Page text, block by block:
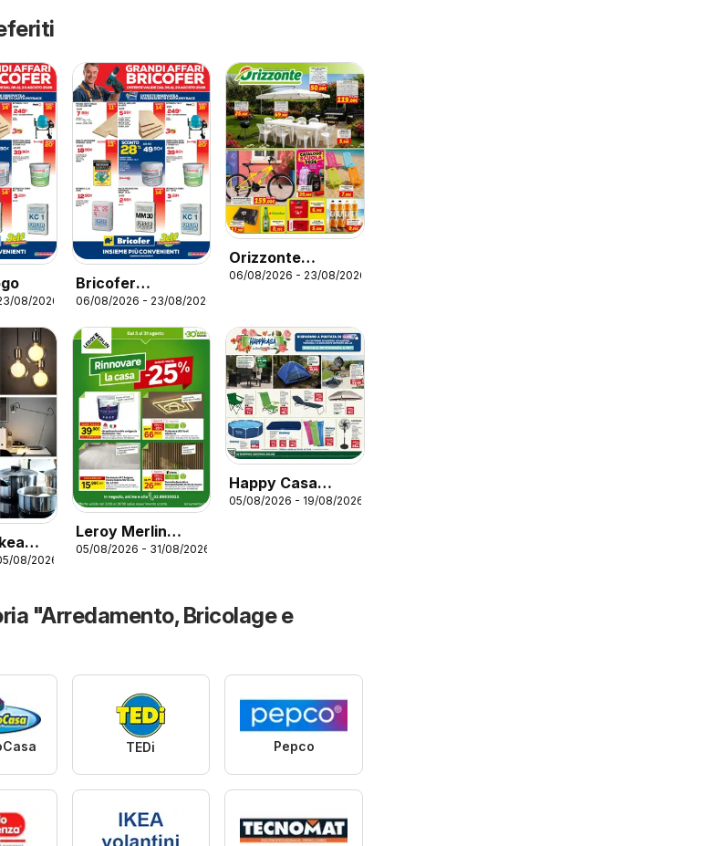
08/2026
Bricofer
volantino
06/08/2026 - 23/08/2026
Orizzonte
volantino
06/08/2026 - 23/08/2026
08/2026
Leroy Merlin
catalogo
05/08/2026 - 31/08/2026
Happy Casa
volantino
05/08/2026 - 19/08/2026
"Arredamento, Bricolage e
TEDi Pepco